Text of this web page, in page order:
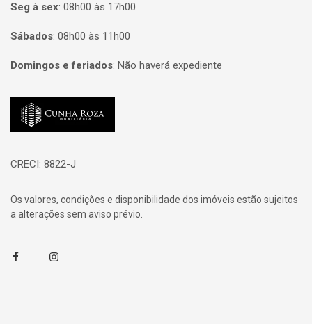
Seg à sex: 08h00 às 17h00
Sábados: 08h00 às 11h00
Domingos e feriados: Não haverá expediente
Página inicial
CRECI: 8822-J
Os valores, condições e disponibilidade dos imóveis estão sujeitos
a alterações sem aviso prévio.
FacebookInstagram